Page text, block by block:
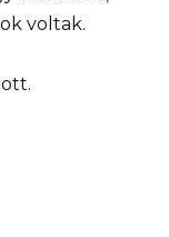
voltak.